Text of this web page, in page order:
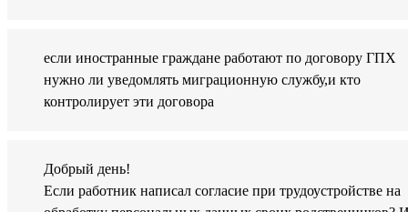
если иностранные граждане работают по договору ГПХ
нужно ли уведомлять миграционную службу,и кто
контролирует эти договора
Добрый день!
Если работник написал согласие при трудоустройстве на